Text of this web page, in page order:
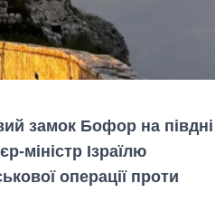
замок Бофор на півдні
міністр Ізраїлю
операції проти